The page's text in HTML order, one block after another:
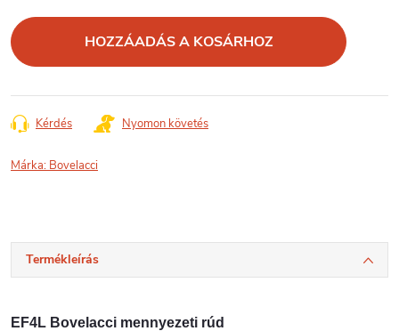
HOZZÁADÁS A KOSÁRHOZ
Kérdés Nyomon követés
Márka: Bovelacci
Termékleírás
EF4L Bovelacci mennyezeti rúd